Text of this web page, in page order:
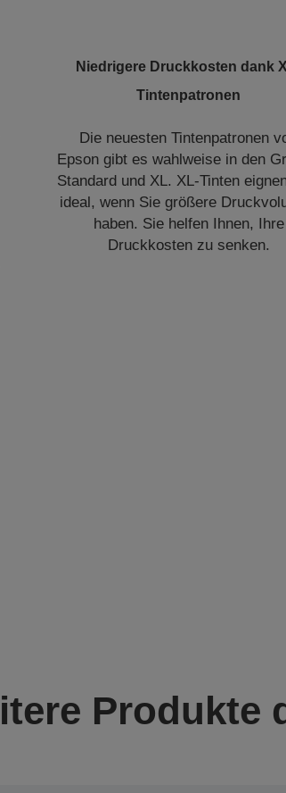
Niedrigere Druckkosten dank
Tintenpatronen
Die neuesten Tintenpatronen
Epson gibt es wahlweise in den
Standard und XL. XL-Tinten
ideal, wenn Sie größere
haben. Sie helfen Ihnen, Ihre
Druckkosten zu senken.
Produkte